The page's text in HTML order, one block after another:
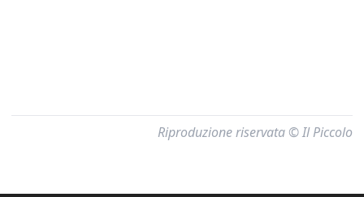
Riproduzione riservata © Il Piccolo